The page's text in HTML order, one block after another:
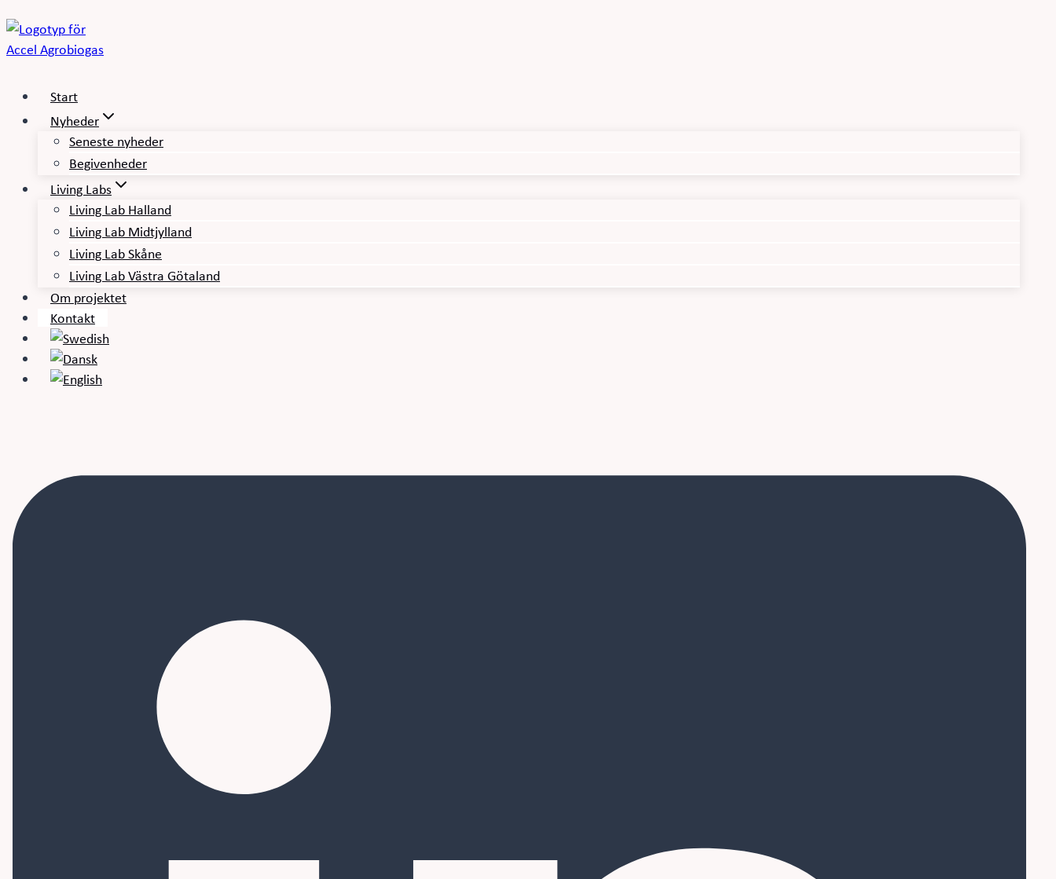
Fortsæt
til
indhold
Start
Nyheder
Seneste nyheder
Begivenheder
Living Labs
Living Lab Halland
Living Lab Midtjylland
Living Lab Skåne
Living Lab Västra Götaland
Om projektet
Kontakt